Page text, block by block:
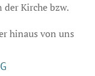
Kirche bzw.
hinaus von uns